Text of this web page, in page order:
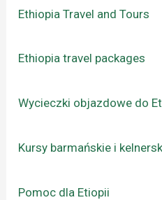
Ethiopia Travel and Tours
Ethiopia travel packages
Wycieczki objazdowe do
Kursy barmańskie i
Pomoc dla Etiopii